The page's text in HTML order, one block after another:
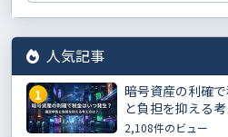
人気記事
1
暗号資産の利確
と負担を抑える
2,108件のビュー